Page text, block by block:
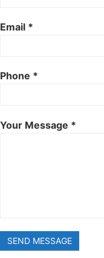
Email *
Phone *
Your Message *
SEND MESSAGE